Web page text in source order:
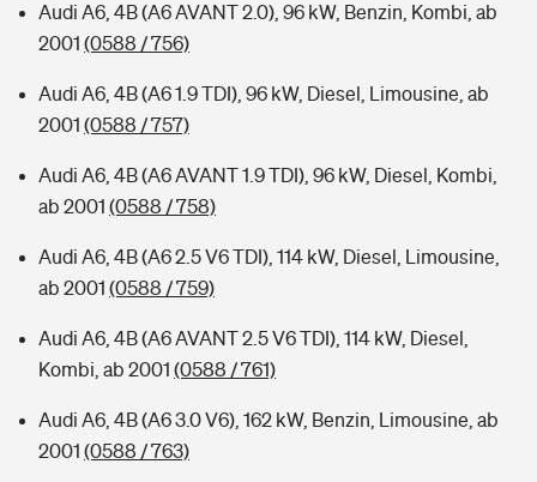
Audi A6, 4B (A6 AVANT 2.0), 96 kW, Benzin, Kombi, ab
2001 (0588 / 756)
Audi A6, 4B (A6 1.9 TDI), 96 kW, Diesel, Limousine, ab
2001 (0588 / 757)
Audi A6, 4B (A6 AVANT 1.9 TDI), 96 kW, Diesel, Kombi,
ab 2001 (0588 / 758)
Audi A6, 4B (A6 2.5 V6 TDI), 114 kW, Diesel, Limousine,
ab 2001 (0588 / 759)
Audi A6, 4B (A6 AVANT 2.5 V6 TDI), 114 kW, Diesel,
Kombi, ab 2001 (0588 / 761)
Audi A6, 4B (A6 3.0 V6), 162 kW, Benzin, Limousine, ab
2001 (0588 / 763)